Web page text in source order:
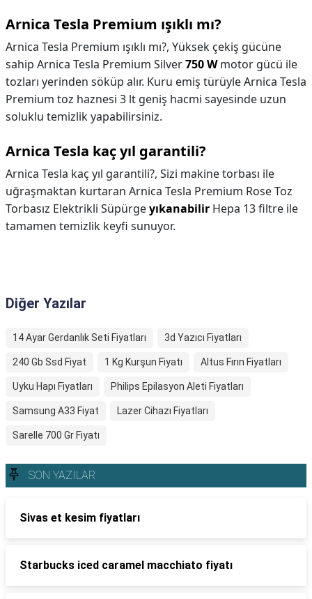
Arnica Tesla Premium ışıklı mı?
Arnica Tesla Premium ışıklı mı?, Yüksek çekiş gücüne
sahip Arnica Tesla Premium Silver750 Wmotor gücü ile
tozları yerinden söküp alır. Kuru emiş türüyle Arnica Tesla
Premium toz haznesi 3 lt geniş hacmi sayesinde uzun
soluklu temizlik yapabilirsiniz.
Arnica Tesla kaç yıl garantili?
Arnica Tesla kaç yıl garantili?, Sizi makine torbası ile
uğraşmaktan kurtaran Arnica Tesla Premium Rose Toz
Torbasız Elektrikli Süpürgeyıkanabilir Hepa 13 filtre ile
tamamen temizlik keyfi sunuyor.
Diğer Yazılar
14 Ayar Gerdanlık Seti Fiyatları 3d Yazıcı Fiyatları
240 Gb Ssd Fiyat 1 Kg Kurşun Fiyatı Altus Fırın Fiyatları
Uyku Hapı Fiyatları Philips Epilasyon Aleti Fiyatları
Samsung A33 Fiyat Lazer Cihazı Fiyatları
Sarelle 700 Gr Fiyatı
SON YAZILAR
Sivas et kesim fiyatları
Starbucks iced caramel macchiato fiyatı